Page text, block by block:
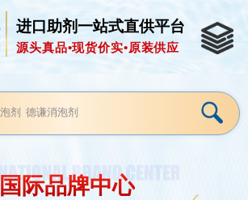
进口助剂一站式直供平台
源头真品•现货价实•原装供应
国际品牌中心